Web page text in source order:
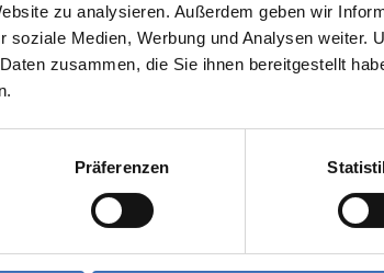
zu analysieren. Außerdem geben wir
soziale Medien, Werbung und Analysen weiter.
zusammen, die Sie ihnen bereitgestellt
Präferenzen
auf Basis der
Routingumfeld